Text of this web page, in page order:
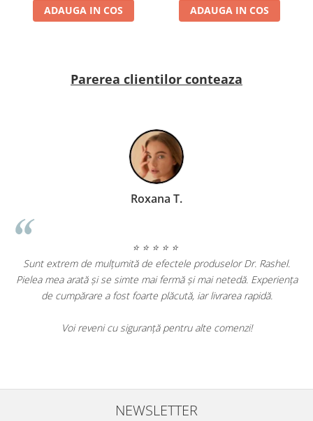
ADAUGA IN COS ADAUGA IN COS
Parerea clientilor conteaza
Roxana T.
⭐ ⭐ ⭐ ⭐ ⭐
Sunt extrem de mulțumită de efectele produselor Dr. Rashel.
Pielea mea arată și se simte mai fermă și mai netedă. Experiența
de cumpărare a fost foarte plăcută, iar livrarea rapidă.
Voi reveni cu siguranță pentru alte comenzi!
NEWSLETTER